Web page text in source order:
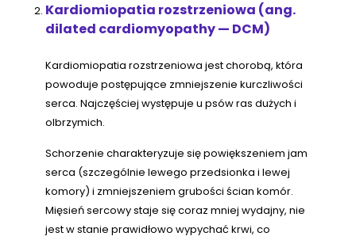
Kardiomiopatia rozstrzeniowa (ang.
dilated cardiomyopathy — DCM)
Kardiomiopatia rozstrzeniowa jest chorobą, która
powoduje postępujące zmniejszenie kurczliwości
serca. Najczęściej występuje u psów ras dużych i
olbrzymich.
Schorzenie charakteryzuje się powiększeniem jam
serca (szczególnie lewego przedsionka i lewej
komory) i zmniejszeniem grubości ścian komór.
Mięsień sercowy staje się coraz mniej wydajny, nie
jest w stanie prawidłowo wypychać krwi, co